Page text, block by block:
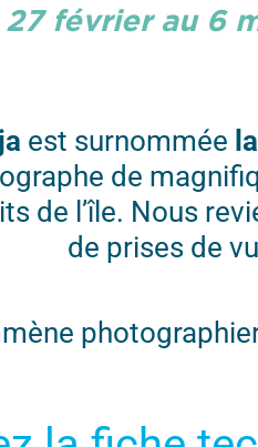
27 février au 6
est surnommée
de
de l’île. Nous
de prises de